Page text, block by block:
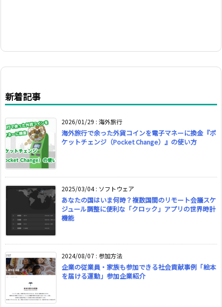
新着記事
2026/01/29 : 海外旅行
海外旅行で余った外貨コインを電子マネーに換金『ポ
ケットチェンジ（Pocket Change）』の使い方
2025/03/04: ソフトウェア
あなたの国はいま何時？複数国間のリモート会議スケ
ジュール調整に便利な「クロック」アプリの世界時計
機能
2024/08/07 : 参加方法
企業の従業員・家族も参加できる社会貢献事例「絵本
を届ける運動」参加企業紹介